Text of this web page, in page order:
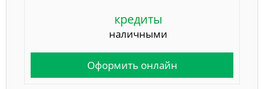
кредиты
наличными
Оформить онлайн